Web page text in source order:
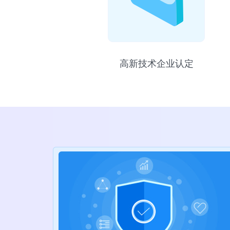
高新技术企业认定